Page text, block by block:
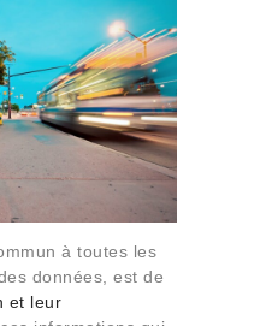
à toutes les
données, est de
et leur